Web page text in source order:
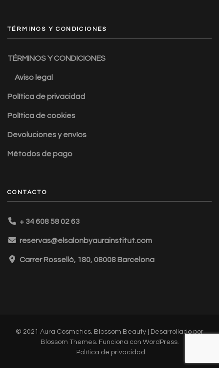
TÉRMINOS Y CONDICIONES
TÉRMINOS Y CONDICIONES
Aviso legal
Política de privacidad
Política de cookies
Devoluciones y envíos
Métodos de pago
CONTACTO
+ 34 608 58 02 63
reservas@elsalonbyaurainstitut.com
Carrer Rosselló, 180, 08008 Barcelona
© 2021 Aura Cosmetics. Blossom Beauty | Desarrollado por
Blossom Themes. Funciona con WordPress.
Política de privacidad